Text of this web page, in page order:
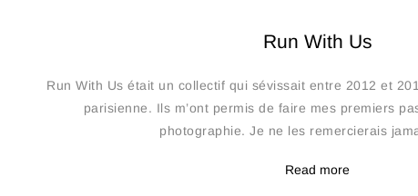
Run With Us
Run With Us était un collectif qui sévissait entre 2012 et
parisienne. Ils m’ont permis de faire mes premiers
photographie. Je ne les remercierais
Read more